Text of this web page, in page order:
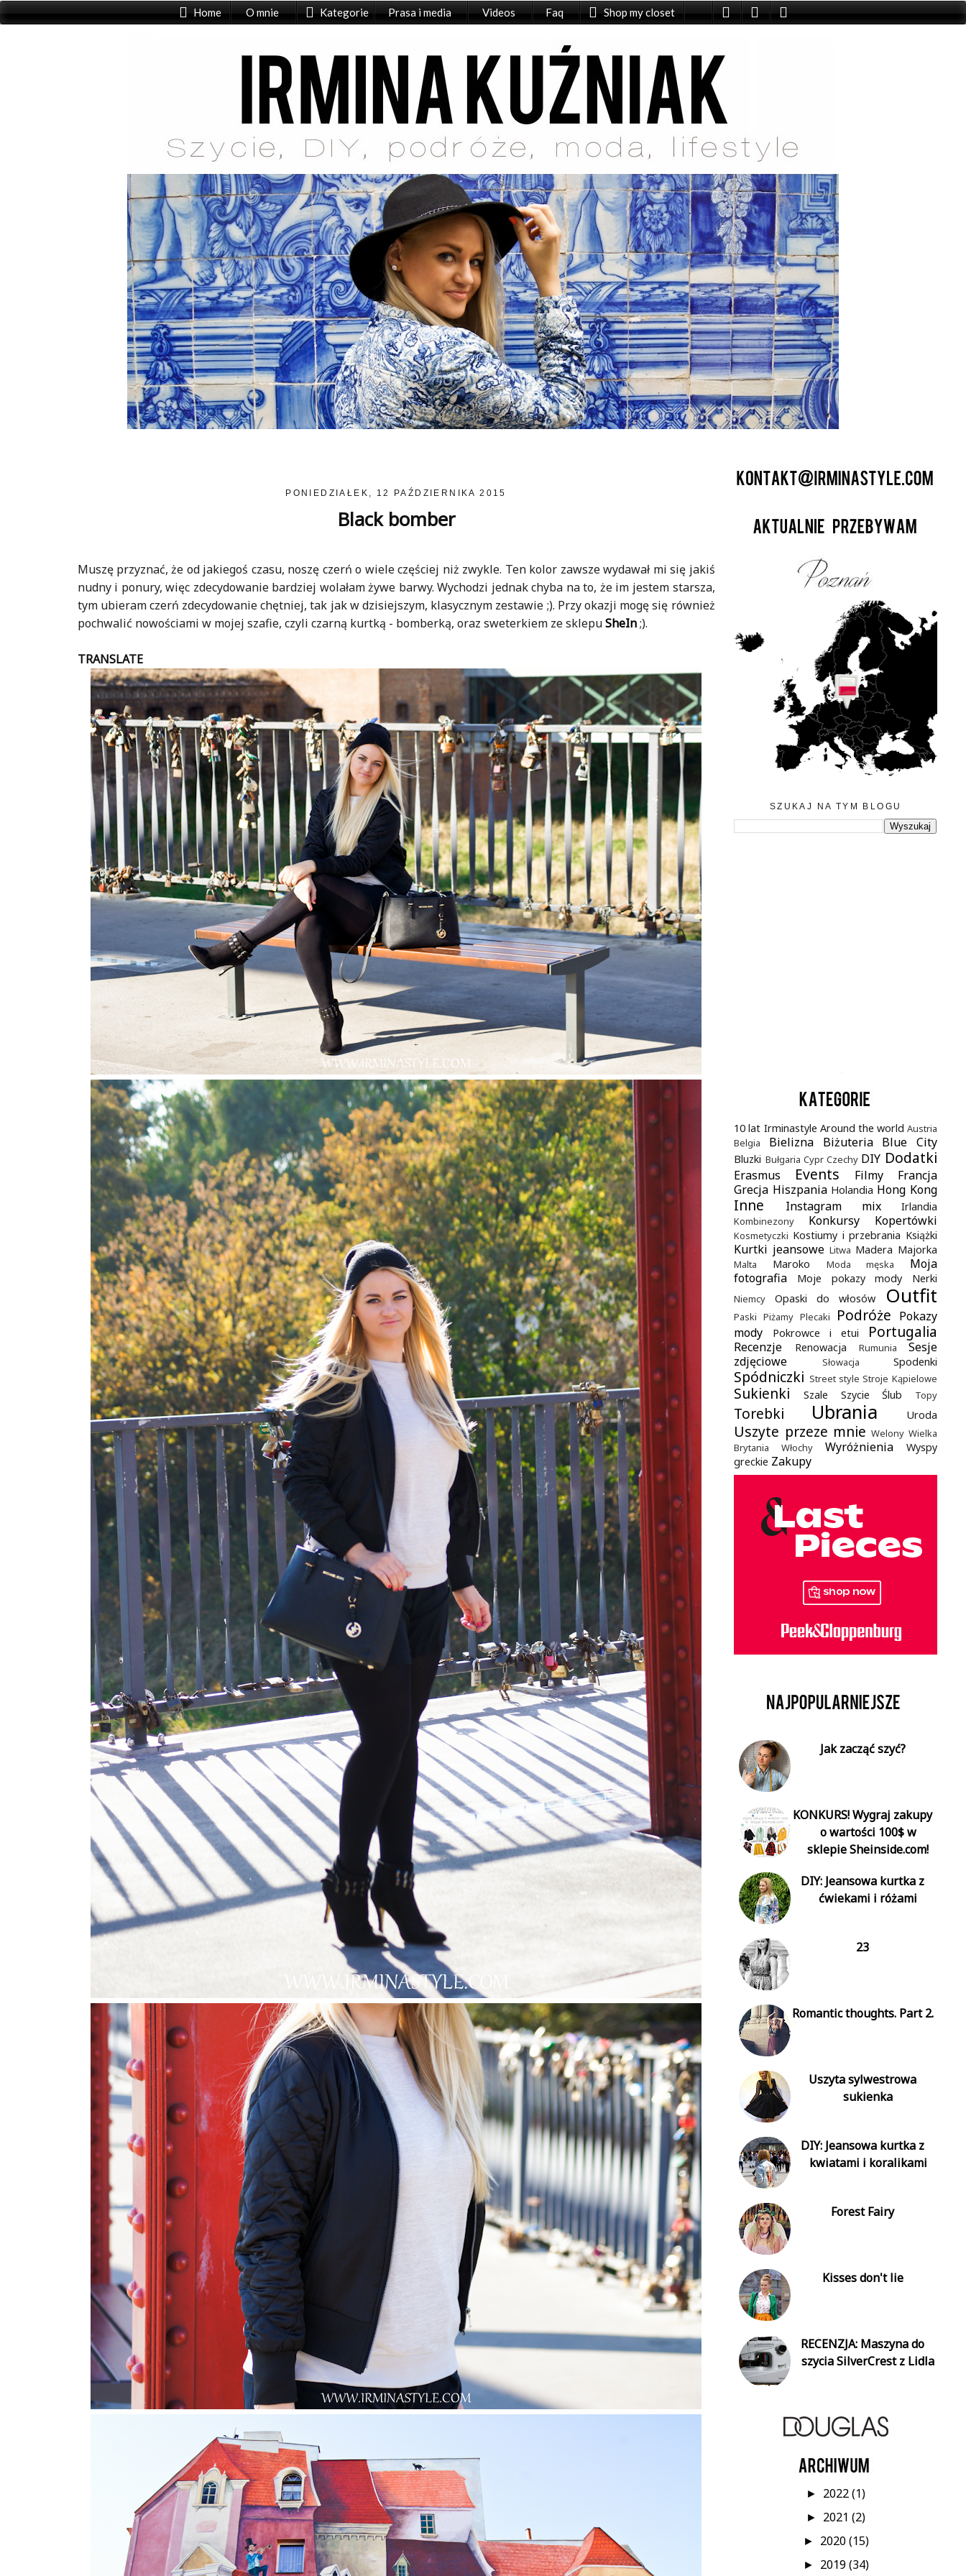
Home O mnie Kategorie Prasa i media Videos Faq Shop my closet
PONIEDZIAŁEK, 12 PAŹDZIERNIKA 2015
Black bomber
Muszę przyznać, że od jakiegoś czasu, noszę czerń o wiele częściej niż zwykle. Ten kolor zawsze wydawał mi się jakiś
nudny i ponury, więc zdecydowanie bardziej wolałam żywe barwy. Wychodzi jednak chyba na to, że im jestem starsza,
tym ubieram czerń zdecydowanie chętniej, tak jak w dzisiejszym, klasycznym zestawie ;). Przy okazji mogę się również
pochwalić nowościami w mojej szafie, czyli czarną kurtką - bomberką, oraz sweterkiem ze sklepuSheIn;).
TRANSLATE
SZUKAJ NA TYM BLOGU
.
10 lat Irminastyle Around the world Austria
Belgia
Bielizna Biżuteria Blue City
Bluzki Bułgaria Cypr Czechy DIY Dodatki
Erasmus Events Filmy
Francja
Grecja Hiszpania Holandia Hong Kong
Inne Instagram mix Irlandia
Kombinezony Konkursy Kopertówki
Kosmetyczki Kostiumy i przebrania Książki
Kurtki jeansowe Litwa Madera Majorka
Malta Maroko Moda męska
Moja
fotografia
Moje pokazy mody Nerki
Niemcy Opaski do włosów Outfit
Paski Piżamy Plecaki Podróże Pokazy
mody
Pokrowce i etui Portugalia
Recenzje Renowacja Rumunia
Sesje
zdjęciowe
Słowacja Spodenki
Spódniczki Street style Stroje Kąpielowe
Sukienki Szale Szycie Ślub Topy
Torebki Ubrania Uroda
Uszyte przeze mnie Welony Wielka
Brytania
Włochy Wyróżnienia
Wyspy
greckie Zakupy
Jak zacząć szyć?
KONKURS! Wygraj zakupy
o wartości 100$ w
sklepie Sheinside.com!
DIY: Jeansowa kurtka z
ćwiekami i różami
23
Romantic thoughts. Part 2.
Uszyta sylwestrowa
sukienka
DIY: Jeansowa kurtka z
kwiatami i koralikami
Forest Fairy
Kisses don't lie
RECENZJA: Maszyna do
szycia SilverCrest z Lidla
► 2022(1)
► 2021(2)
► 2020(15)
► 2019(34)